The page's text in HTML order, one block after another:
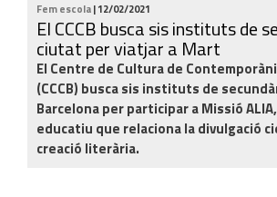
Fem escola| 12/02/2021
El CCCB busca sis instituts de
ciutat per viatjar a Mart
El Centre de Cultura de
(CCCB) busca sis instituts de
Barcelona per participar a Missió
educatiu que relaciona la divulgació
creació literària.